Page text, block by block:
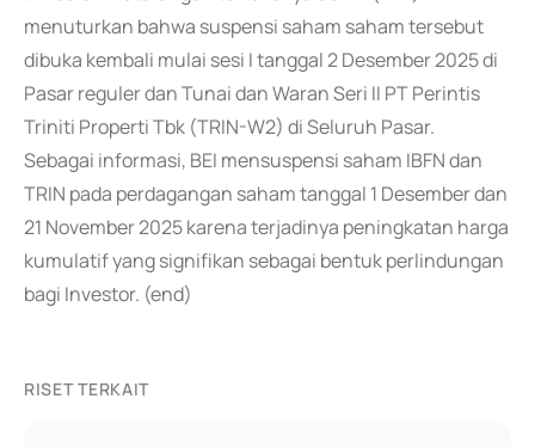
menuturkan bahwa suspensi saham saham tersebut
dibuka kembali mulai sesi I tanggal 2 Desember 2025 di
Pasar reguler dan Tunai dan Waran Seri II PT Perintis
Triniti Properti Tbk (TRIN-W2) di Seluruh Pasar.
Sebagai informasi, BEI mensuspensi saham IBFN dan
TRIN pada perdagangan saham tanggal 1 Desember dan
21 November 2025 karena terjadinya peningkatan harga
kumulatif yang signifikan sebagai bentuk perlindungan
bagi Investor. (end)
RISET TERKAIT